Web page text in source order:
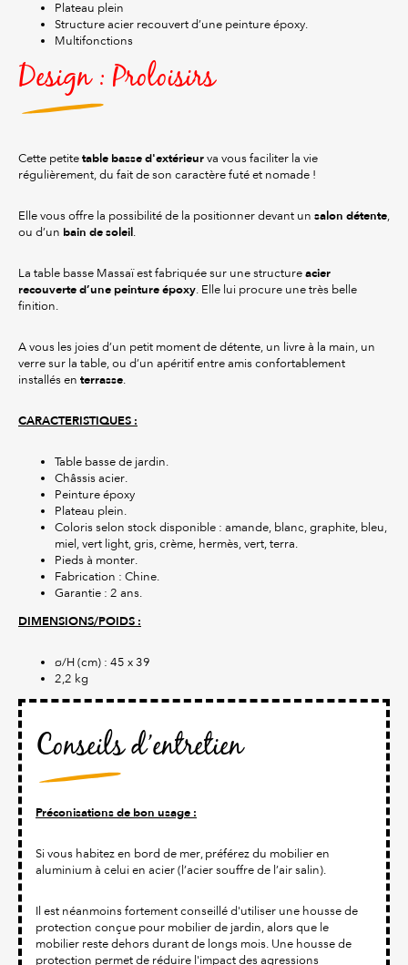
Plateau plein
Structure acier recouvert d’une peinture époxy.
Multifonctions
Design : Proloisirs
Cette petite table basse d'extérieur va vous faciliter la vie
régulièrement, du fait de son caractère futé et nomade !
Elle vous offre la possibilité de la positionner devant un salon détente,
ou d’un bain de soleil.
La table basse Massaï est fabriquée sur une structure acier
recouverte d’une peinture époxy. Elle lui procure une très belle
finition.
A vous les joies d’un petit moment de détente, un livre à la main, un
verre sur la table, ou d’un apéritif entre amis confortablement
installés en terrasse.
CARACTERISTIQUES :
Table basse de jardin.
Châssis acier.
Peinture époxy
Plateau plein.
Coloris selon stock disponible : amande, blanc, graphite, bleu,
miel, vert light, gris, crème, hermès, vert, terra.
Pieds à monter.
Fabrication : Chine.
Garantie : 2 ans.
DIMENSIONS/POIDS :
ø/H (cm) : 45 x 39
2,2 kg
Conseils d’entretien
Préconisations de bon usage :
Si vous habitez en bord de mer, préférez du mobilier en
aluminium à celui en acier (l’acier souffre de l’air salin).
Il est néanmoins fortement conseillé d'utiliser une housse de
protection conçue pour mobilier de jardin, alors que le
mobilier reste dehors durant de longs mois. Une housse de
protection permet de réduire l'impact des agressions